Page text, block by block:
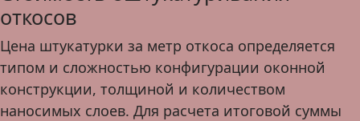
откосов
Цена штукатурки за метр откоса определяется
типом и сложностью конфигурации оконной
конструкции, толщиной и количеством
наносимых слоев. Для расчета итоговой суммы